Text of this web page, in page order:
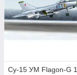
Су-15 УМ Flagon-G